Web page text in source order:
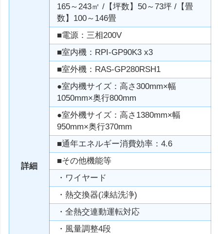
詳細
165～243㎡ /【坪数】50～73坪 /【畳
数】100～146畳
■電源：三相200V
■室内機：RPI-GP90K3 x3
■室外機：RAS-GP280RSH1
●室内機サイズ：高さ300mm×幅
1050mm×奥行800mm
●室外機サイズ：高さ1380mm×幅
950mm×奥行370mm
■通年エネルギー消費効率：4.6
■その他機能等
・ワイヤード
・熱交換器(凍結洗浄)
・全熱交連動運転対応
・風量調整4段